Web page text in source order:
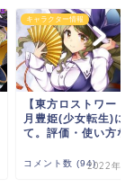
キャラクター情報
【東方ロストワード
月豊姫(少女転生)に
て。評価・使い方な
2022年5
コメント数 (94)